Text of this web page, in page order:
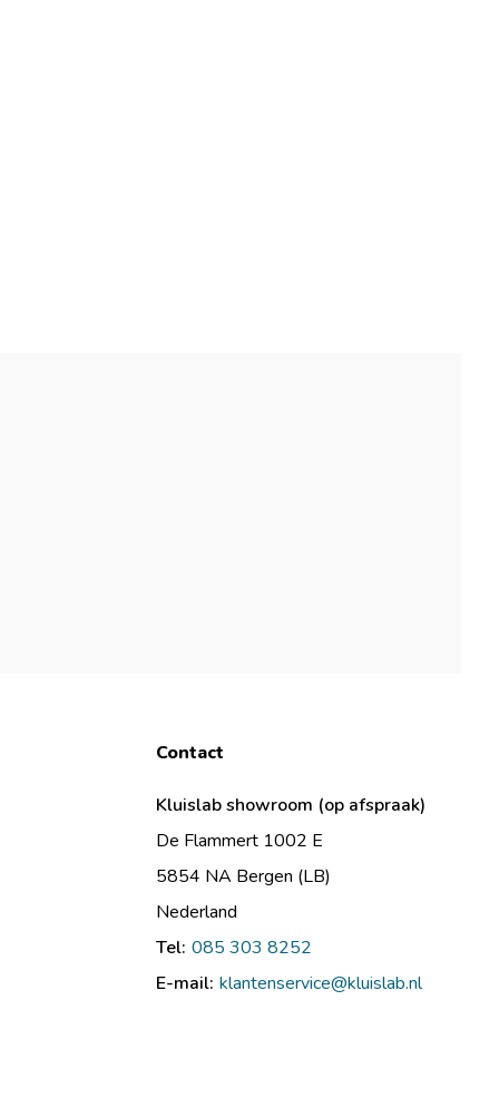
Contact
Kluislab showroom (op afspraak)
De Flammert 1002 E
5854 NA Bergen (LB)
Nederland
Tel: 085 303 8252
E-mail: klantenservice@kluislab.nl